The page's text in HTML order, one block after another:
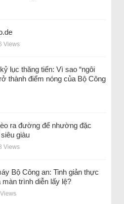
Views
lục thăng tiến: Vì sao “ngôi
thành điểm nóng của Bộ Công
ra đường để nhường đặc
giàu
Views
Bộ Công an: Tinh giản thực
trình diễn lấy lệ?